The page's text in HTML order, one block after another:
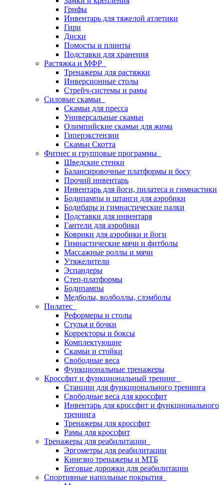
Грифы
Инвентарь для тяжелой атлетики
Гири
Диски
Помосты и плинты
Подставки для хранения
Растяжка и МФР
Тренажеры для растяжки
Инверсионные столы
Стрейч-системы и рамы
Силовые скамьи
Скамьи для пресса
Универсальные скамьи
Олимпийские скамьи для жима
Гиперэкстензии
Скамьи Скотта
Фитнес и групповые программы
Шведские стенки
Балансировочные платформы и босу
Прочий инвентарь
Инвентарь для йоги, пилатеса и гимнастики
Бодипампы и штанги для аэробики
Бодибары и гимнастические палки
Подставки для инвентаря
Гантели для аэробики
Коврики для аэробики и йоги
Гимнастические мячи и фитболы
Массажные роллы и мячи
Утяжелители
Эспандеры
Степ-платформы
Бодипампы
Медболы, волболлы, слэмболы
Пилатес
Реформеры и столы
Стулья и бочки
Корректоры и боксы
Комплектующие
Скамьи и стойки
Свободные веса
Функциональные тренажеры
Кроссфит и функциональный тренинг
Станции для функционального тренинга
Свободные веса для кроссфит
Инвентарь для кроссфит и функционального
тренинга
Тренажеры для кроссфит
Рамы для кроссфит
Тренажеры для реабилитации
Эргометры для реабилитации
Кинезио тренажеры и МТБ
Беговые дорожки для реабилитации
Спортивные напольные покрытия